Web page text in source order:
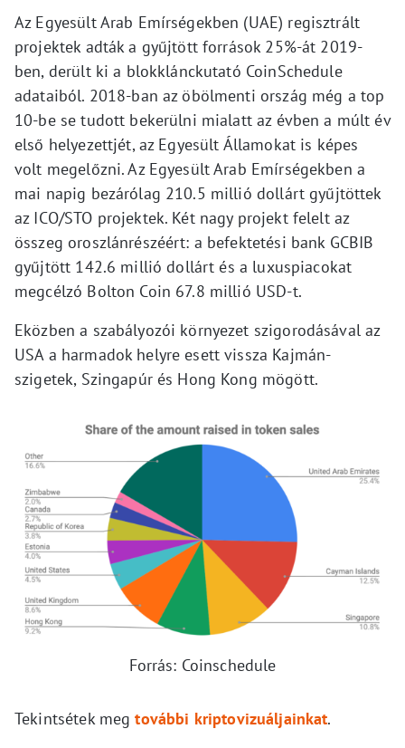
Az Egyesült Arab Emírségekben (UAE) regisztrált
projektek adták a gyűjtött források 25%-át 2019-
ben, derült ki a blokklánckutató CoinSchedule
adataiból. 2018-ban az öbölmenti ország még a top
10-be se tudott bekerülni mialatt az évben a múlt év
első helyezettjét, az Egyesült Államokat is képes
volt megelőzni. Az Egyesült Arab Emírségekben a
mai napig bezárólag 210.5 millió dollárt gyűjtöttek
az ICO/STO projektek. Két nagy projekt felelt az
összeg oroszlánrészéért: a befektetési bank GCBIB
gyűjtött 142.6 millió dollárt és a luxuspiacokat
megcélzó Bolton Coin 67.8 millió USD-t.
Eközben a szabályozói környezet szigorodásával az
USA a harmadok helyre esett vissza Kajmán-
szigetek, Szingapúr és Hong Kong mögött.
Forrás: Coinschedule
Tekintsétek megtovábbi kriptovizuáljainkat.